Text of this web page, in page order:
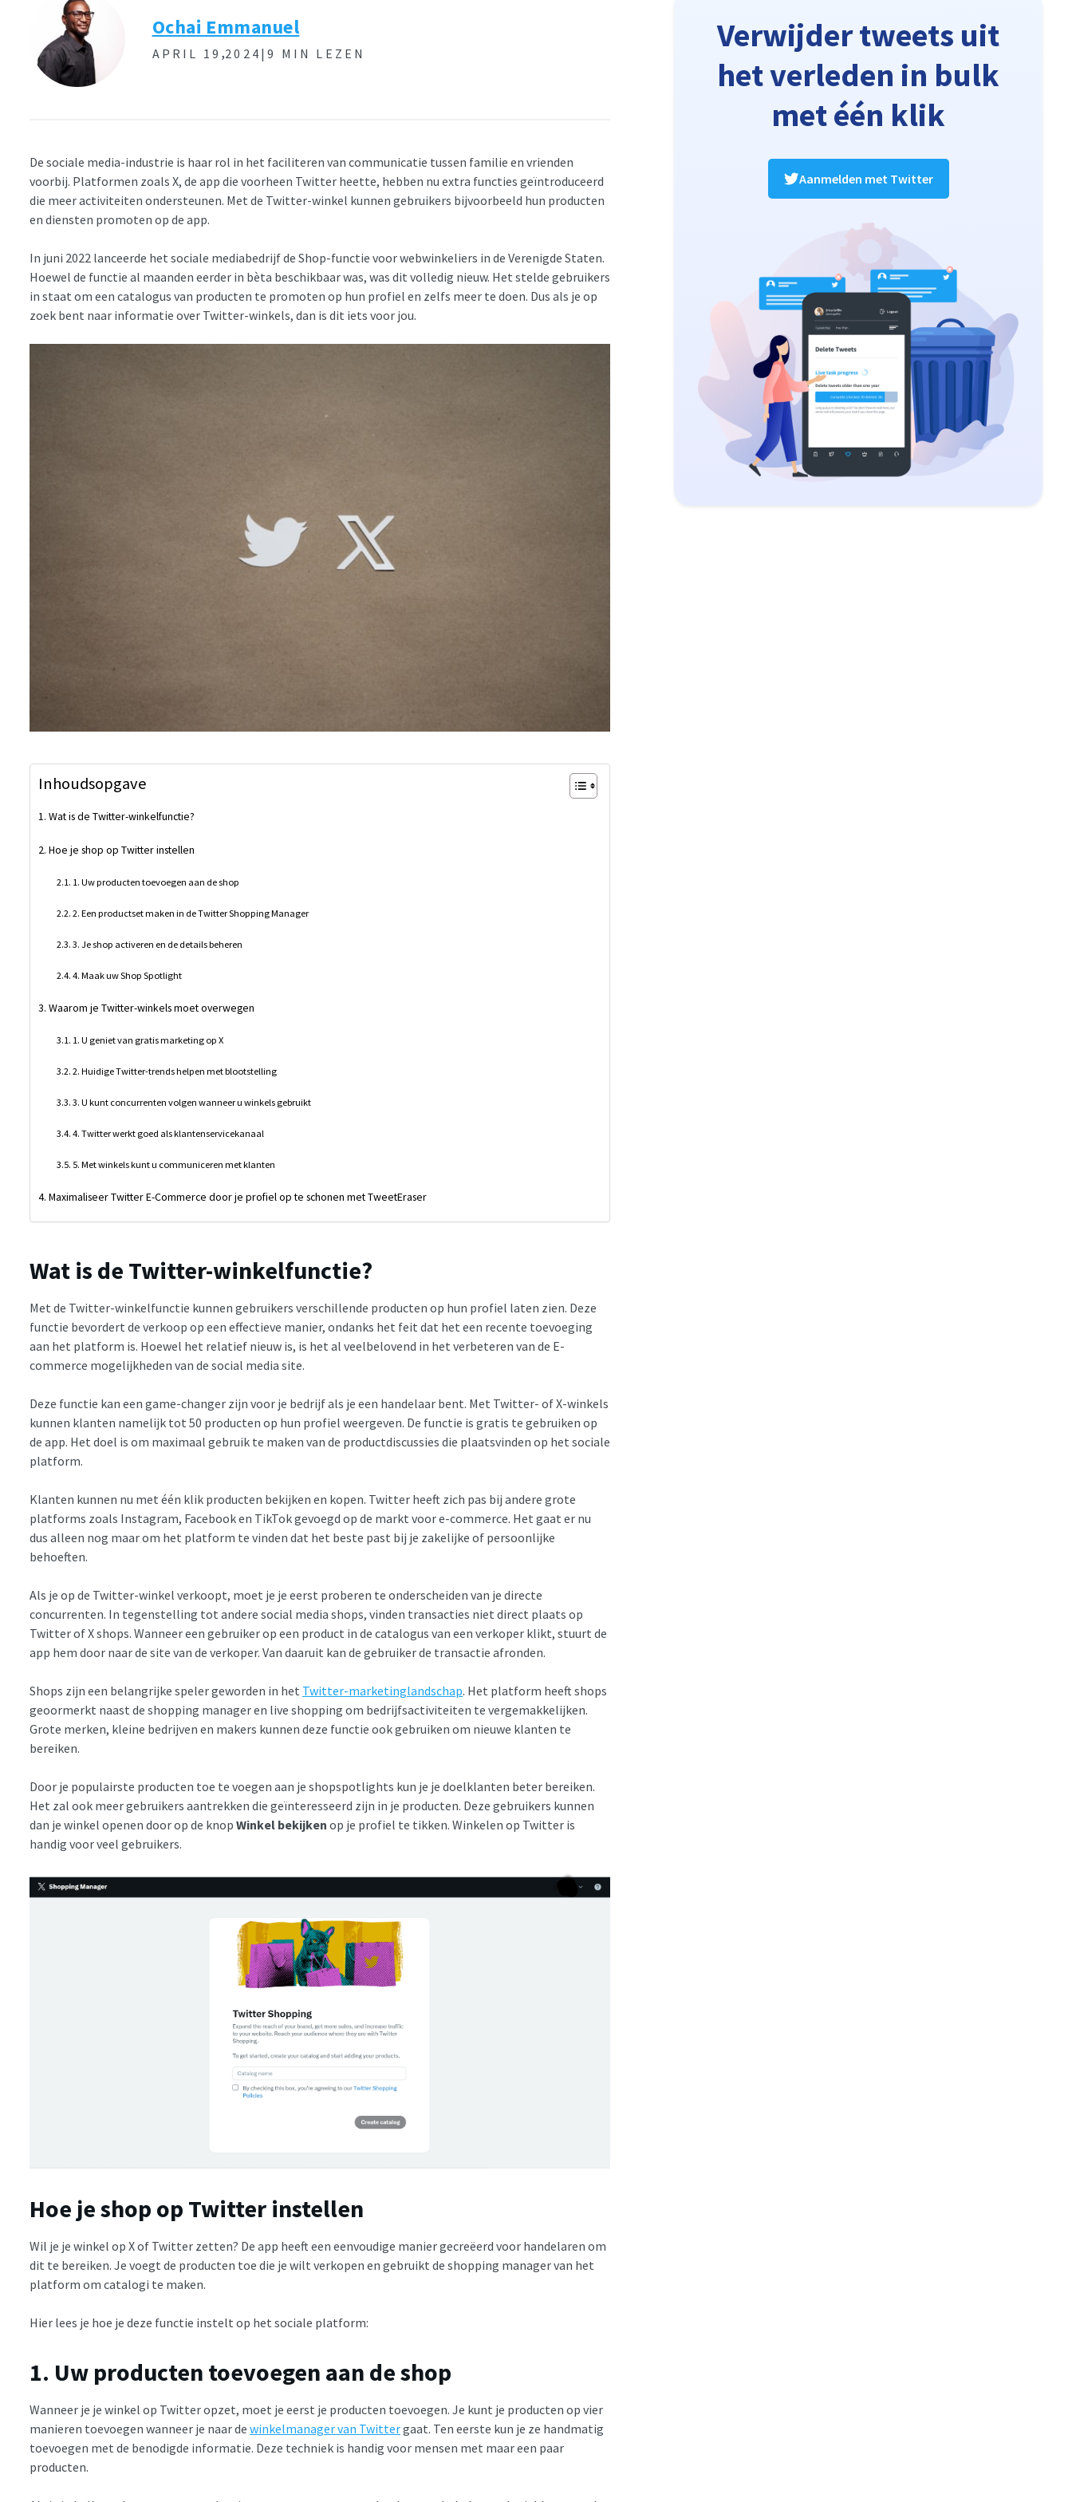
Ochai Emmanuel
APRIL 19 ,2024|9 MIN LEZEN
De sociale media-industrie is haar rol in het faciliteren van communicatie tussen familie en vrienden
voorbij. Platformen zoals X, de app die voorheen Twitter heette, hebben nu extra functies geïntroduceerd
die meer activiteiten ondersteunen. Met de Twitter-winkel kunnen gebruikers bijvoorbeeld hun producten
en diensten promoten op de app.
In juni 2022 lanceerde het sociale mediabedrijf de Shop-functie voor webwinkeliers in de Verenigde Staten.
Hoewel de functie al maanden eerder in bèta beschikbaar was, was dit volledig nieuw. Het stelde gebruikers
in staat om een catalogus van producten te promoten op hun profiel en zelfs meer te doen. Dus als je op
zoek bent naar informatie over Twitter-winkels, dan is dit iets voor jou.
Inhoudsopgave
Wat is de Twitter-winkelfunctie?
Hoe je shop op Twitter instellen
1. Uw producten toevoegen aan de shop
2. Een productset maken in de Twitter Shopping Manager
3. Je shop activeren en de details beheren
4. Maak uw Shop Spotlight
Waarom je Twitter-winkels moet overwegen
1. U geniet van gratis marketing op X
2. Huidige Twitter-trends helpen met blootstelling
3. U kunt concurrenten volgen wanneer u winkels gebruikt
4. Twitter werkt goed als klantenservicekanaal
5. Met winkels kunt u communiceren met klanten
Maximaliseer Twitter E-Commerce door je profiel op te schonen met TweetEraser
Wat is de Twitter-winkelfunctie?
Met de Twitter-winkelfunctie kunnen gebruikers verschillende producten op hun profiel laten zien. Deze
functie bevordert de verkoop op een effectieve manier, ondanks het feit dat het een recente toevoeging
aan het platform is. Hoewel het relatief nieuw is, is het al veelbelovend in het verbeteren van de E-
commerce mogelijkheden van de social media site.
Deze functie kan een game-changer zijn voor je bedrijf als je een handelaar bent. Met Twitter- of X-winkels
kunnen klanten namelijk tot 50 producten op hun profiel weergeven. De functie is gratis te gebruiken op
de app. Het doel is om maximaal gebruik te maken van de productdiscussies die plaatsvinden op het sociale
platform.
Klanten kunnen nu met één klik producten bekijken en kopen. Twitter heeft zich pas bij andere grote
platforms zoals Instagram, Facebook en TikTok gevoegd op de markt voor e-commerce. Het gaat er nu
dus alleen nog maar om het platform te vinden dat het beste past bij je zakelijke of persoonlijke
behoeften.
Als je op de Twitter-winkel verkoopt, moet je je eerst proberen te onderscheiden van je directe
concurrenten. In tegenstelling tot andere social media shops, vinden transacties niet direct plaats op
Twitter of X shops. Wanneer een gebruiker op een product in de catalogus van een verkoper klikt, stuurt de
app hem door naar de site van de verkoper. Van daaruit kan de gebruiker de transactie afronden.
Shops zijn een belangrijke speler geworden in het Twitter-marketinglandschap. Het platform heeft shops
geoormerkt naast de shopping manager en live shopping om bedrijfsactiviteiten te vergemakkelijken.
Grote merken, kleine bedrijven en makers kunnen deze functie ook gebruiken om nieuwe klanten te
bereiken.
Door je populairste producten toe te voegen aan je shopspotlights kun je je doelklanten beter bereiken.
Het zal ook meer gebruikers aantrekken die geïnteresseerd zijn in je producten. Deze gebruikers kunnen
dan je winkel openen door op de knop Winkel bekijken op je profiel te tikken. Winkelen op Twitter is
handig voor veel gebruikers.
Hoe je shop op Twitter instellen
Wil je je winkel op X of Twitter zetten? De app heeft een eenvoudige manier gecreëerd voor handelaren om
dit te bereiken. Je voegt de producten toe die je wilt verkopen en gebruikt de shopping manager van het
platform om catalogi te maken.
Hier lees je hoe je deze functie instelt op het sociale platform:
1. Uw producten toevoegen aan de shop
Wanneer je je winkel op Twitter opzet, moet je eerst je producten toevoegen. Je kunt je producten op vier
manieren toevoegen wanneer je naar de winkelmanager van Twittergaat. Ten eerste kun je ze handmatig
toevoegen met de benodigde informatie. Deze techniek is handig voor mensen met maar een paar
producten.
Verwijder tweets uit
het verleden in bulk
met één klik
Aanmelden met Twitter